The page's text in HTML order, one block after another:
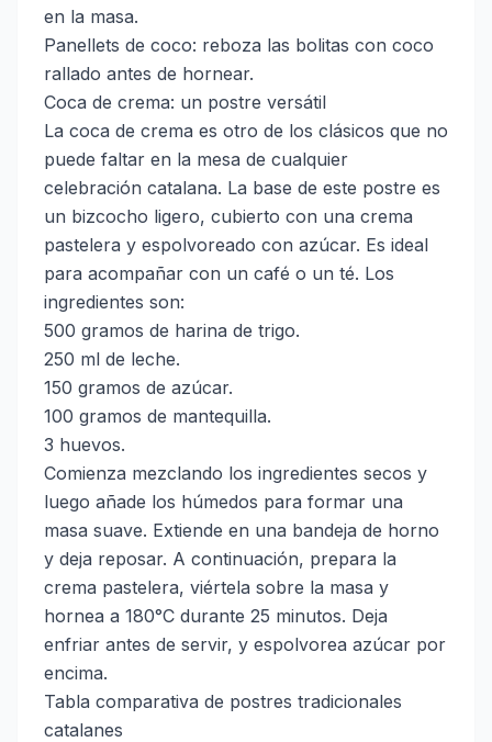
en la masa.
Panellets de coco: reboza las bolitas con coco
rallado antes de hornear.
Coca de crema: un postre versátil
La coca de crema es otro de los clásicos que no
puede faltar en la mesa de cualquier
celebración catalana. La base de este postre es
un bizcocho ligero, cubierto con una crema
pastelera y espolvoreado con azúcar. Es ideal
para acompañar con un café o un té. Los
ingredientes son:
500 gramos de harina de trigo.
250 ml de leche.
150 gramos de azúcar.
100 gramos de mantequilla.
3 huevos.
Comienza mezclando los ingredientes secos y
luego añade los húmedos para formar una
masa suave. Extiende en una bandeja de horno
y deja reposar. A continuación, prepara la
crema pastelera, viértela sobre la masa y
hornea a 180°C durante 25 minutos. Deja
enfriar antes de servir, y espolvorea azúcar por
encima.
Tabla comparativa de postres tradicionales
catalanes